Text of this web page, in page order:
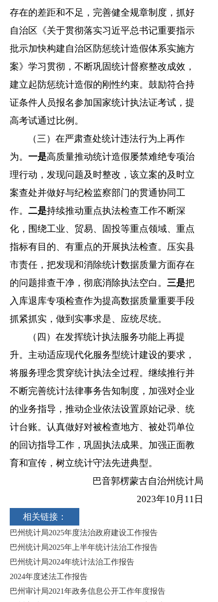
存在的差距和不足，完善健全规章制度，抓好
自治区《关于贯彻落实习近平总书记重要指示
批示加快构建自治区防惩统计造假体系实施方
案》学习贯彻，不断巩固统计督察整改成效，
建立起防惩统计造假的刚性约束。鼓励符合持
证条件人员报名参加国家统计执法证考试，提
高考试通过比例。
（三）在严肃查处统计违法行为上再作
为。 一是高质量推动统计造假屡禁难绝专项治
理行动，发现问题及时整改 ，该立案的及时立
案查处并做好与纪检监察部门的贯通协同工
作。 二是持续推动重点执法检查工作不断深
化，围绕工业、贸易、固投等重点领域、重点
指标有目的、有重点的开展执法检查。压实县
市责任，把发现和消除统计数据质量方面存在
的问题排查干净，彻底消除执法空白。 三是把
入库退库专项检查作为提高数据质量重要手段
抓紧抓实，做到实事求是、应统尽统。
（四）在发挥统计执法服务功能 上再提
升。 主动适应现代化服务型统计建设的要求，
将服务理念贯穿统计执法全过程。继续推行并
不断完善统计法律事务告知制度，加强对企业
的业务指导，推动企业依法设置原始记录、统
计台账。认真做好对被检查地方、被处罚单位
的回访指导工作，巩固执法成果。加强正面教
育和宣传，树立统计守法先进典型。
巴音郭楞蒙古自治州统计局
2023年10 月 11 日
相关链接：
巴州统计局2025年度法治政府建设工作报告
巴州统计局2025年上半年统计法治工作报告
巴州统计局2024年统计法治工作报告
2024年度述法工作报告
巴州审计局2021年政务信息公开工作年度报告